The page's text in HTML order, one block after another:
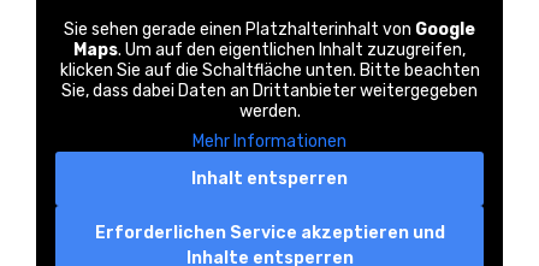
Sie sehen gerade einen Platzhalterinhalt von Google
Maps. Um auf den eigentlichen Inhalt zuzugreifen,
klicken Sie auf die Schaltfläche unten. Bitte beachten
Sie, dass dabei Daten an Drittanbieter weitergegeben
werden.
Mehr Informationen
Inhalt entsperren
Erforderlichen Service akzeptieren und
Inhalte entsperren